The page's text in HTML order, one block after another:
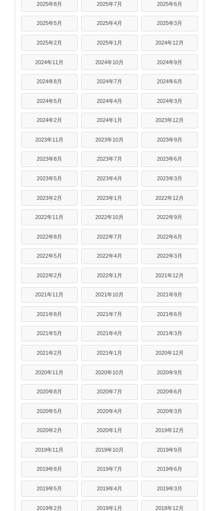
2025年8月 2025年7月 2025年6月
2025年5月 2025年4月 2025年3月
2025年2月 2025年1月 2024年12月
2024年11月 2024年10月 2024年9月
2024年8月 2024年7月 2024年6月
2024年5月 2024年4月 2024年3月
2024年2月 2024年1月 2023年12月
2023年11月 2023年10月 2023年9月
2023年8月 2023年7月 2023年6月
2023年5月 2023年4月 2023年3月
2023年2月 2023年1月 2022年12月
2022年11月 2022年10月 2022年9月
2022年8月 2022年7月 2022年6月
2022年5月 2022年4月 2022年3月
2022年2月 2022年1月 2021年12月
2021年11月 2021年10月 2021年9月
2021年8月 2021年7月 2021年6月
2021年5月 2021年4月 2021年3月
2021年2月 2021年1月 2020年12月
2020年11月 2020年10月 2020年9月
2020年8月 2020年7月 2020年6月
2020年5月 2020年4月 2020年3月
2020年2月 2020年1月 2019年12月
2019年11月 2019年10月 2019年9月
2019年8月 2019年7月 2019年6月
2019年5月 2019年4月 2019年3月
2019年2月 2019年1月 2018年12月